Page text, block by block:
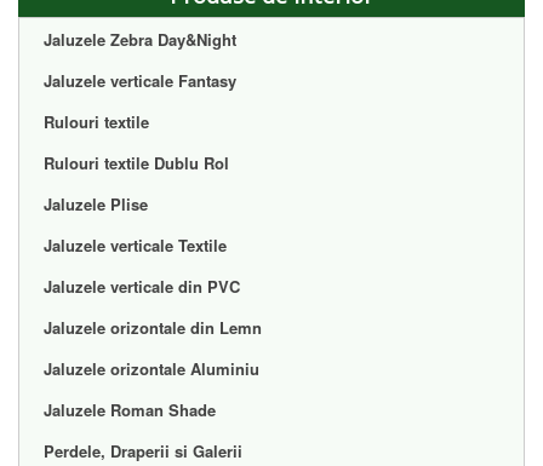
Jaluzele Zebra Day&Night
Jaluzele verticale Fantasy
Rulouri textile
Rulouri textile Dublu Rol
Jaluzele Plise
Jaluzele verticale Textile
Jaluzele verticale din PVC
Jaluzele orizontale din Lemn
Jaluzele orizontale Aluminiu
Jaluzele Roman Shade
Perdele, Draperii si Galerii